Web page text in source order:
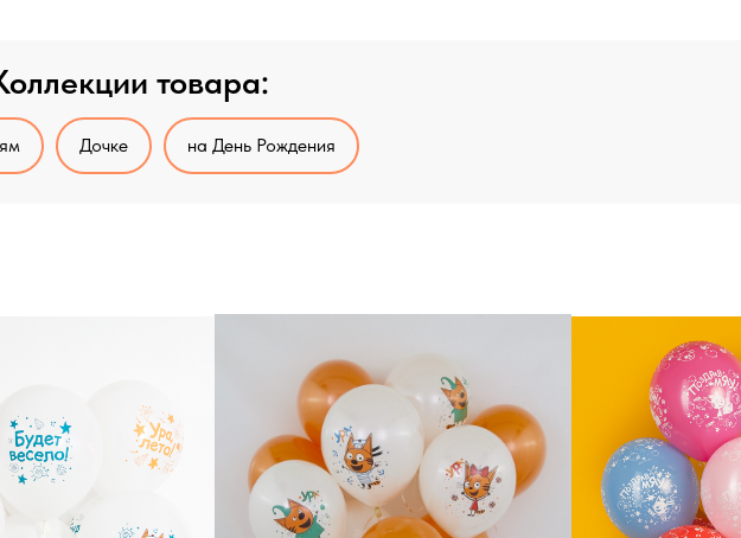
товара:
Дочке на День Рождения